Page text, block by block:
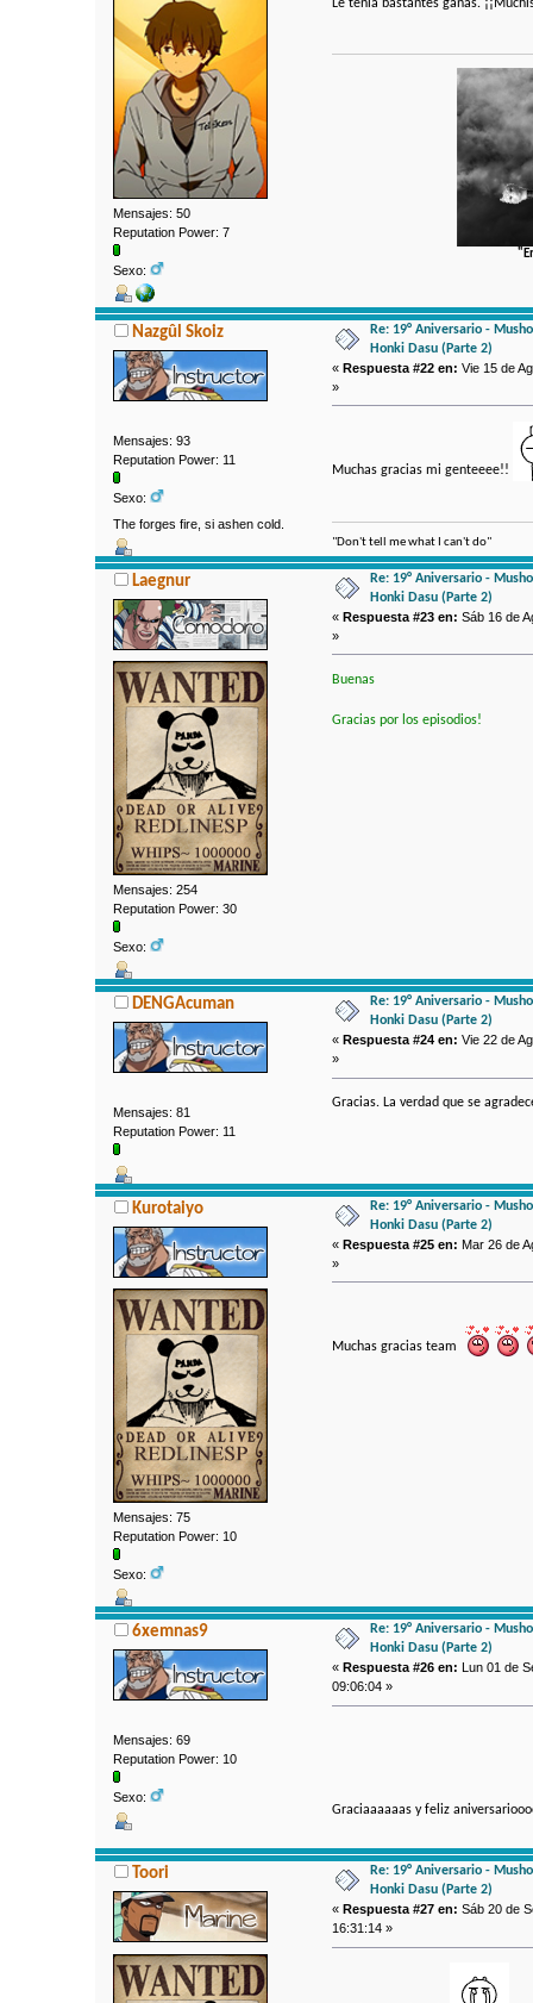
Mensajes: 50
Reputation Power: 7
Sexo:
Le tenía bastantes ganas.
Nazgûl Skoiz
Mensajes: 93
Reputation Power: 11
Sexo:
The forges fire, si ashen cold.
Re: 19° Aniversario -
Honki Dasu (Parte 2)
«Respuesta #22 en: Vie 15 de
»
Muchas gracias mi genteeee!!
"Don't tell me what I can't do"
Laegnur
Mensajes: 254
Reputation Power: 30
Sexo:
Re: 19° Aniversario -
Honki Dasu (Parte 2)
«Respuesta #23 en: Sáb 16 de
»
Buenas
Gracias por los episodios!
DENGAcuman
Mensajes: 81
Reputation Power: 11
Re: 19° Aniversario -
Honki Dasu (Parte 2)
«Respuesta #24 en: Vie 22 de
»
Gracias. La verdad que se
Kurotaiyo
Mensajes: 75
Reputation Power: 10
Sexo:
Re: 19° Aniversario -
Honki Dasu (Parte 2)
«Respuesta #25 en: Mar 26 de
»
Muchas gracias team
6xemnas9
Mensajes: 69
Reputation Power: 10
Sexo:
Re: 19° Aniversario -
Honki Dasu (Parte 2)
«Respuesta #26 en: Lun 01 de
09:06:04 »
Graciaaaaaas y feliz
Toori
Re: 19° Aniversario -
Honki Dasu (Parte 2)
« Respuesta #27 en: Sáb 20 de
16:31:14 »